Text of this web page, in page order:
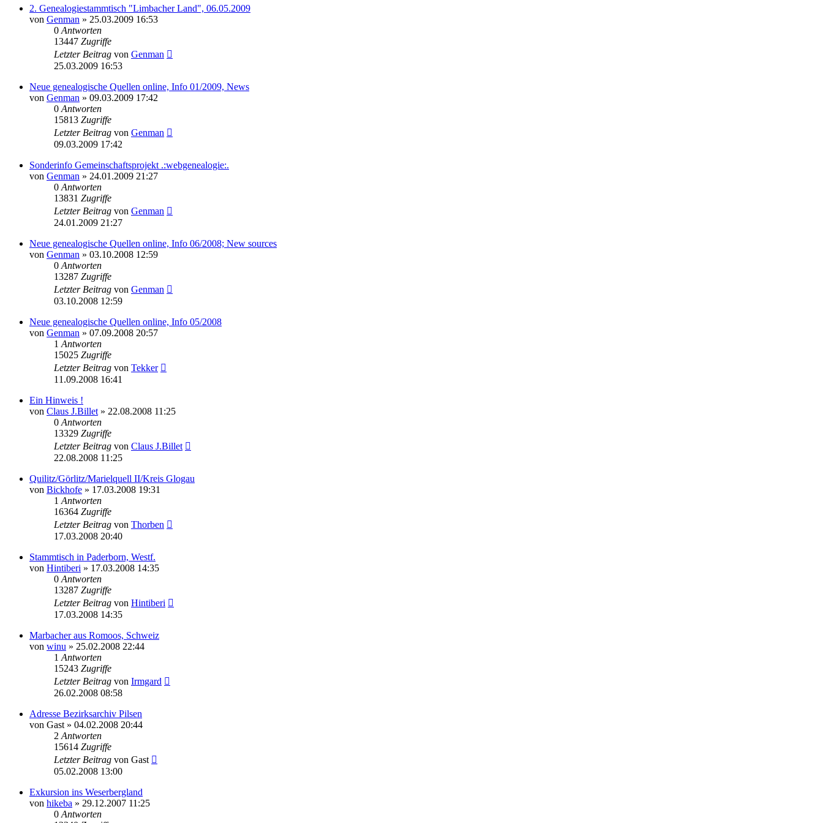
2. Genealogiestammtisch "Limbacher Land", 06.05.2009
von Genman » 25.03.2009 16:53
0 Antworten
13447 Zugriffe
Letzter Beitrag von Genman
25.03.2009 16:53
Neue genealogische Quellen online, Info 01/2009, News
von Genman » 09.03.2009 17:42
0 Antworten
15813 Zugriffe
Letzter Beitrag von Genman
09.03.2009 17:42
Sonderinfo Gemeinschaftsprojekt .:webgenealogie:.
von Genman » 24.01.2009 21:27
0 Antworten
13831 Zugriffe
Letzter Beitrag von Genman
24.01.2009 21:27
Neue genealogische Quellen online, Info 06/2008; New sources
von Genman » 03.10.2008 12:59
0 Antworten
13287 Zugriffe
Letzter Beitrag von Genman
03.10.2008 12:59
Neue genealogische Quellen online, Info 05/2008
von Genman » 07.09.2008 20:57
1 Antworten
15025 Zugriffe
Letzter Beitrag von Tekker
11.09.2008 16:41
Ein Hinweis !
von Claus J.Billet » 22.08.2008 11:25
0 Antworten
13329 Zugriffe
Letzter Beitrag von Claus J.Billet
22.08.2008 11:25
Quilitz/Görlitz/Marielquell II/Kreis Glogau
von Bickhofe » 17.03.2008 19:31
1 Antworten
16364 Zugriffe
Letzter Beitrag von Thorben
17.03.2008 20:40
Stammtisch in Paderborn, Westf.
von Hintiberi » 17.03.2008 14:35
0 Antworten
13287 Zugriffe
Letzter Beitrag von Hintiberi
17.03.2008 14:35
Marbacher aus Romoos, Schweiz
von winu » 25.02.2008 22:44
1 Antworten
15243 Zugriffe
Letzter Beitrag von Irmgard
26.02.2008 08:58
Adresse Bezirksarchiv Pilsen
von Gast » 04.02.2008 20:44
2 Antworten
15614 Zugriffe
Letzter Beitrag von Gast
05.02.2008 13:00
Exkursion ins Weserbergland
von hikeba » 29.12.2007 11:25
0 Antworten